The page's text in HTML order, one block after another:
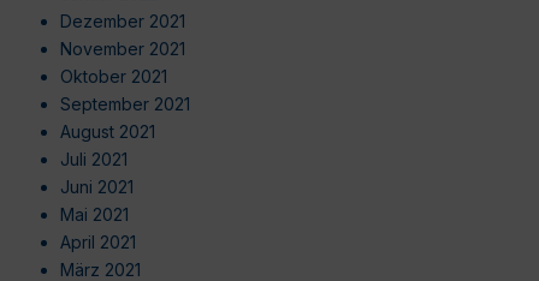
Dezember 2021
November 2021
Oktober 2021
September 2021
August 2021
Juli 2021
Juni 2021
Mai 2021
April 2021
März 2021